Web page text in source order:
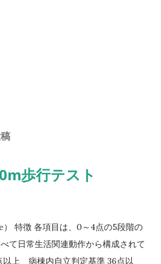
歩行テスト
） 特徴 各項目は、0～4点の5段階の
て日常生活関連動作から構成されて
以上 病棟内自立判定基準 36点以